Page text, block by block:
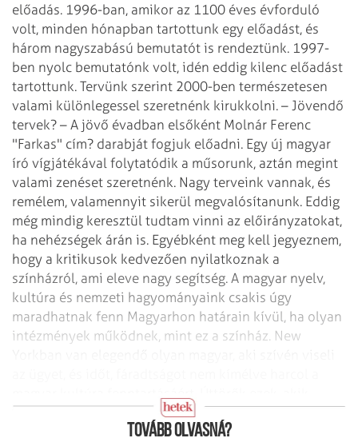
előadás. 1996-ban, amikor az 1100 éves évforduló
volt, minden hónapban tartottunk egy előadást, és
három nagyszabású bemutatót is rendeztünk. 1997-
ben nyolc bemutatónk volt, idén eddig kilenc előadást
tartottunk. Tervünk szerint 2000-ben természetesen
valami különlegessel szeretnénk kirukkolni. – Jövendő
tervek? – A jövő évadban elsőként Molnár Ferenc
"Farkas" cím? darabját fogjuk előadni. Egy új magyar
író vígjátékával folytatódik a műsorunk, aztán megint
valami zenéset szeretnénk. Nagy terveink vannak, és
remélem, valamennyit sikerül megvalósítanunk. Eddig
még mindig keresztül tudtam vinni az előirányzatokat,
ha nehézségek árán is. Egyébként meg kell jegyeznem,
hogy a kritikusok kedvezően nyilatkoznak a
színházról, ami eleve nagy segítség. A magyar nyelv,
kultúra és nemzeti hagyományaink csakis úgy
maradhatnak fenn Magyarhon határain kívül, ha olyan
intézmények működnek, mint ez a színház. New
minden elismerést megérdemelnek.
Tovább olvasná?